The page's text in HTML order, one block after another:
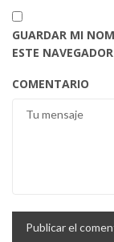
GUARDAR MI
ESTE
COMENTARIO